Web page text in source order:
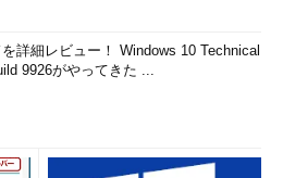
詳細レビュー！ Windows 10 Technical
9926がやってきた ...